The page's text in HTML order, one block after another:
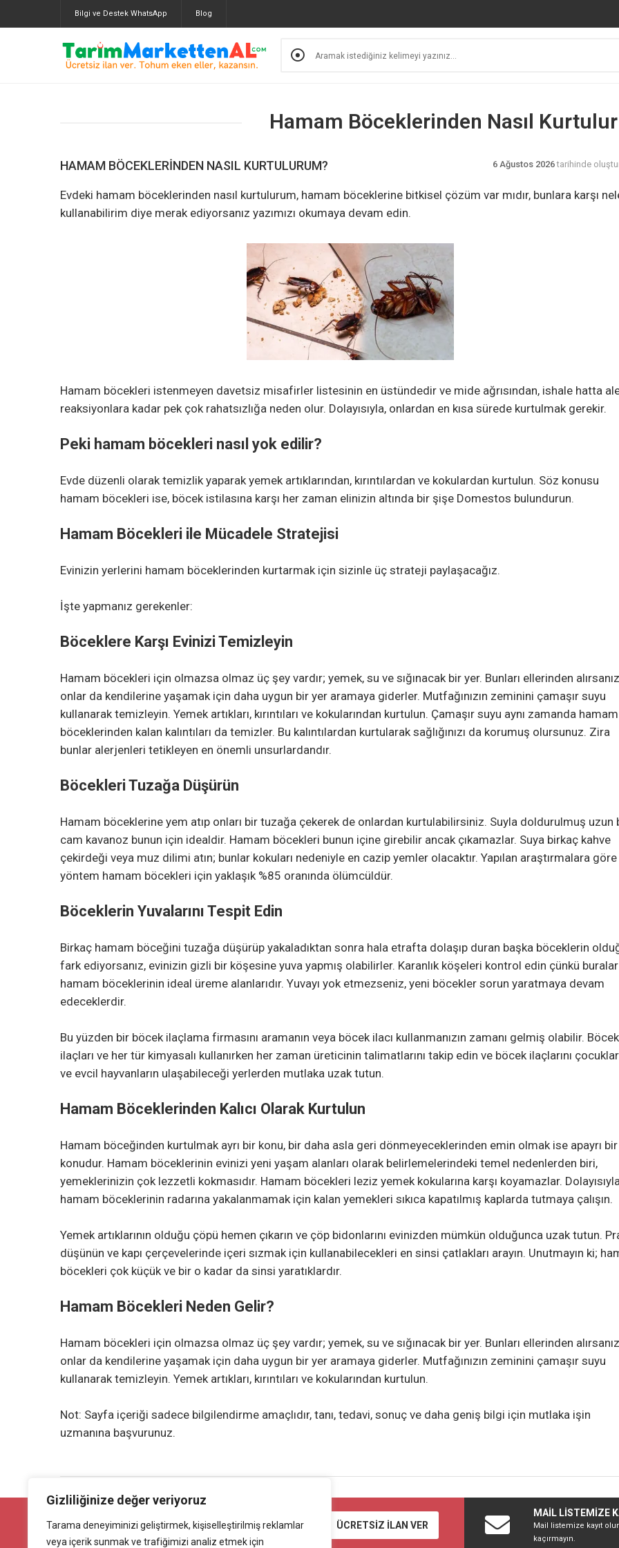
Gizliliğinize değer veriyoruz
Tarama deneyiminizi geliştirmek, kişiselleştirilmiş reklamlar
veya içerik sunmak ve trafiğimizi analiz etmek için
Bilgi ve Destek WhatsApp Blog
Hamam Böceklerinden Nasıl
HAMAM BÖCEKLERINDEN NASIL KURTULURUM? 6 Ağustos 2026tarihinde
Evdeki hamam böceklerinden nasıl kurtulurum, hamam böceklerine bitkisel çözüm var mıdır, bunlara karşı
kullanabilirim diye merak ediyorsanız yazımızı okumaya devam edin.
Hamam böcekleri istenmeyen davetsiz misafirler listesinin en üstündedir ve mide ağrısından, ishale hatta
reaksiyonlara kadar pek çok rahatsızlığa neden olur. Dolayısıyla, onlardan en kısa sürede kurtulmak gerekir.
Peki hamam böcekleri nasıl yok edilir?
Evde düzenli olarak temizlik yaparak yemek artıklarından, kırıntılardan ve kokulardan kurtulun. Söz konusu
hamam böcekleri ise, böcek istilasına karşı her zaman elinizin altında bir şişe Domestos bulundurun.
Hamam Böcekleri ile Mücadele Stratejisi
Evinizin yerlerini hamam böceklerinden kurtarmak için sizinle üç strateji paylaşacağız.
İşte yapmanız gerekenler:
Böceklere Karşı Evinizi Temizleyin
Hamam böcekleri için olmazsa olmaz üç şey vardır; yemek, su ve sığınacak bir yer. Bunları ellerinden
onlar da kendilerine yaşamak için daha uygun bir yer aramaya giderler. Mutfağınızın zeminini çamaşır suyu
kullanarak temizleyin. Yemek artıkları, kırıntıları ve kokularından kurtulun. Çamaşır suyu aynı zamanda hamam
böceklerinden kalan kalıntıları da temizler. Bu kalıntılardan kurtularak sağlığınızı da korumuş olursunuz. Zira
bunlar alerjenleri tetikleyen en önemli unsurlardandır.
Böcekleri Tuzağa Düşürün
Hamam böceklerine yem atıp onları bir tuzağa çekerek de onlardan kurtulabilirsiniz. Suyla doldurulmuş uzun
cam kavanoz bunun için idealdir. Hamam böcekleri bunun içine girebilir ancak çıkamazlar. Suya birkaç kahve
çekirdeği veya muz dilimi atın; bunlar kokuları nedeniyle en cazip yemler olacaktır. Yapılan araştırmalara
yöntem hamam böcekleri için yaklaşık %85 oranında ölümcüldür.
Böceklerin Yuvalarını Tespit Edin
Birkaç hamam böceğini tuzağa düşürüp yakaladıktan sonra hala etrafta dolaşıp duran başka böceklerin
fark ediyorsanız, evinizin gizli bir köşesine yuva yapmış olabilirler. Karanlık köşeleri kontrol edin çünkü buralar
hamam böceklerinin ideal üreme alanlarıdır. Yuvayı yok etmezseniz, yeni böcekler sorun yaratmaya devam
edeceklerdir.
Bu yüzden bir böcek ilaçlama firmasını aramanın veya böcek ilacı kullanmanızın zamanı gelmiş olabilir. Böcek
ilaçları ve her tür kimyasalı kullanırken her zaman üreticinin talimatlarını takip edin ve böcek ilaçlarını
ve evcil hayvanların ulaşabileceği yerlerden mutlaka uzak tutun.
Hamam Böceklerinden Kalıcı Olarak Kurtulun
Hamam böceğinden kurtulmak ayrı bir konu, bir daha asla geri dönmeyeceklerinden emin olmak ise apayrı bir
konudur. Hamam böceklerinin evinizi yeni yaşam alanları olarak belirlemelerindeki temel nedenlerden biri,
yemeklerinizin çok lezzetli kokmasıdır. Hamam böcekleri leziz yemek kokularına karşı koyamazlar.
hamam böceklerinin radarına yakalanmamak için kalan yemekleri sıkıca kapatılmış kaplarda tutmaya çalışın.
Yemek artıklarının olduğu çöpü hemen çıkarın ve çöp bidonlarını evinizden mümkün olduğunca uzak tutun.
düşünün ve kapı çerçevelerinde içeri sızmak için kullanabilecekleri en sinsi çatlakları arayın. Unutmayın ki;
böcekleri çok küçük ve bir o kadar da sinsi yaratıklardır.
Hamam Böcekleri Neden Gelir?
Hamam böcekleri için olmazsa olmaz üç şey vardır; yemek, su ve sığınacak bir yer. Bunları ellerinden
onlar da kendilerine yaşamak için daha uygun bir yer aramaya giderler. Mutfağınızın zeminini çamaşır suyu
kullanarak temizleyin. Yemek artıkları, kırıntıları ve kokularından kurtulun.
Not: Sayfa içeriği sadece bilgilendirme amaçlıdır, tanı, tedavi, sonuç ve daha geniş bilgi için mutlaka işin
uzmanına başvurunuz.
Ürününüzü ücretsiz yayınlayarak milyonlarca kişiye
ulaştırın.
ÜCRETSİZ İLAN VER
MAİL LİSTEMİZE
Mail listemize kayıt
kaçırmayın.